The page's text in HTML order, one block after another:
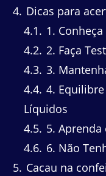
4 Dicas para
4.1
1.
4.2 2. Faça
4.3 3.
4.4 4.
Líquidos
4.5 5. Aprenda
4.6 6. Não
5 Cacau na